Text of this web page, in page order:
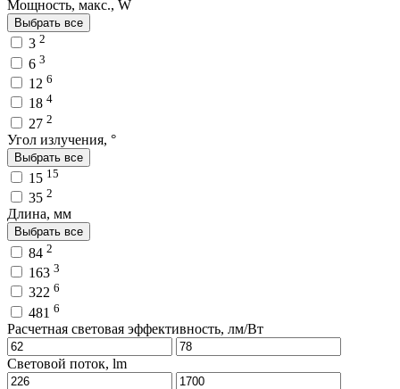
Мощность, макс., W
Выбрать все
3 2
6 3
12 6
18 4
27 2
Угол излучения, °
Выбрать все
15 15
35 2
Длина, мм
Выбрать все
84 2
163 3
322 6
481 6
Расчетная световая эффективность, лм/Вт
Световой поток, lm